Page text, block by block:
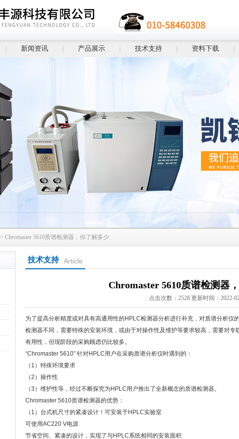
新闻资讯 产品展示 技术支持 资料下载
> Chromaster 5610质谱检测器，你了解多少
技术支持 Article
Chromaster 5610质谱检测器
点击次数：2528 更新时间：2022-
为了提高分析精度或对具有高通用性的HPLC检测器分析进行补充，对质谱分析仪
检测器不同，需要特殊的安装环境，或由于对操作性及维护等要求较高，需要对
有用性，但现阶段的采购顾虑仍比较多。
“Chromaster 5610” 针对HPLC用户在采购质谱分析仪时遇到的：
（1）特殊环境要求
（2）操作性
（3）维护性等，经过不断探究为HPLC用户推出了全新概念的质谱检测器。
Chromaster 5610质谱检测器的优势：
（1）台式机尺寸的紧凑设计！可安装于HPLC实验室
可使用AC220 V电源
节省空间、紧凑的设计，实现了与HPLC系统相同的安装面积